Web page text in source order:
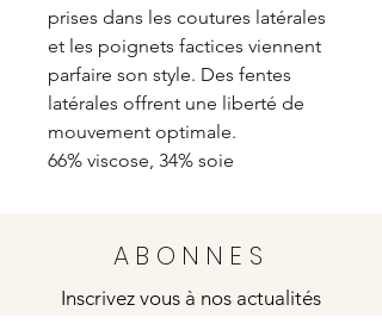
prises dans les coutures latérales
et les poignets factices viennent
parfaire son style. Des fentes
latérales offrent une liberté de
mouvement optimale.
66% viscose, 34% soie
ABONNES
Inscrivez vous à nos actualités